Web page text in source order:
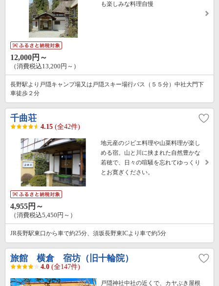
も楽しみな料理自慢
12,000円～
（消費税込13,200円～）
長野駅より戸隠キャンプ場又は戸隠スキー場行バス（５５分）中社大門下
車徒歩２分
千曲荘
4.15 (全42件)
地元産のジビエ料理や山菜料理が楽し
める宿。山と川に挟まれた自然豊かな
若穂で、日々の喧騒を忘れてゆっくり
とお寛ぎください。
4,955円～
（消費税込5,450円～）
JR長野駅東口から車で約25分、須坂長野東ICより車で約5分
旅館 横倉 宿坊（旧十輪院）
4.0 (全147件)
戸隠神社中社の近くで、カヤぶき屋根